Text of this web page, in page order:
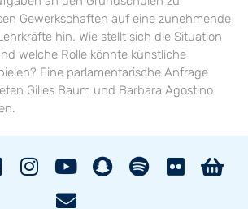
Gewerkschaften auf eine zunehmende
hin. Wie stellt sich die Situation
welche Rolle könnte künstliche
Eine parlamentarische Anfrage
Gilles Baum und Barbara Agostino